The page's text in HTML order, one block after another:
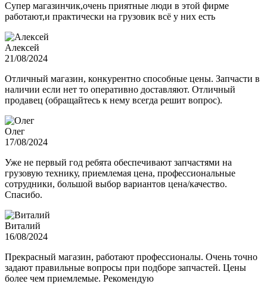
Супер магазинчик,очень приятные люди в этой фирме
работают,и практически на грузовик всё у них есть
Алексей
21/08/2024
Отличный магазин, конкурентно способные цены. Запчасти в
наличии если нет то оперативно доставляют. Отличный
продавец (обращайтесь к нему всегда решит вопрос).
Олег
17/08/2024
Уже не первый год ребята обеспечивают запчастями на
грузовую технику, приемлемая цена, профессиональные
сотрудники, большой выбор вариантов цена/качество.
Спасибо.
Виталий
16/08/2024
Прекрасный магазин, работают профессионалы. Очень точно
задают правильные вопросы при подборе запчастей. Цены
более чем приемлемые. Рекомендую